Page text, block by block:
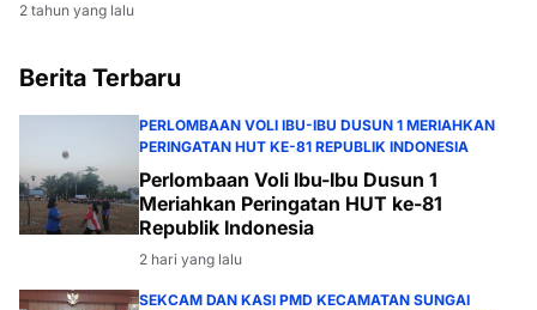
Bersama di Kedai MM
2 tahun yang lalu
Berita Terbaru
PERLOMBAAN VOLI IBU-IBU DUSUN 1 MERIAHKAN
PERINGATAN HUT KE-81 REPUBLIK INDONESIA
Perlombaan Voli Ibu-Ibu Dusun 1
Meriahkan Peringatan HUT ke-81
Republik Indonesia
2 hari yang lalu
SEKCAM DAN KASI PMD KECAMATAN SUNGAI